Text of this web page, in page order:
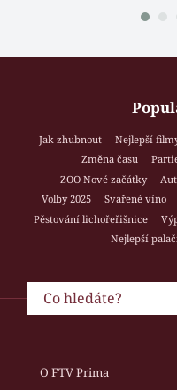
Jak zhubnout Nejlepší
Změna času
ZOO Nové začátky
Volby 2025
Svařené víno
Pěstování lichořeřišnice
Nejlepší
O FTV Prima